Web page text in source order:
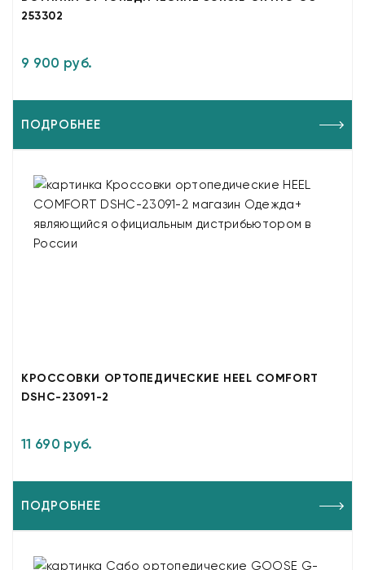
253302
9 900 руб.
ПОДРОБНЕЕ
КРОССОВКИ ОРТОПЕДИЧЕСКИЕ HEEL COMFORT
DSHC-23091-2
11 690 руб.
ПОДРОБНЕЕ